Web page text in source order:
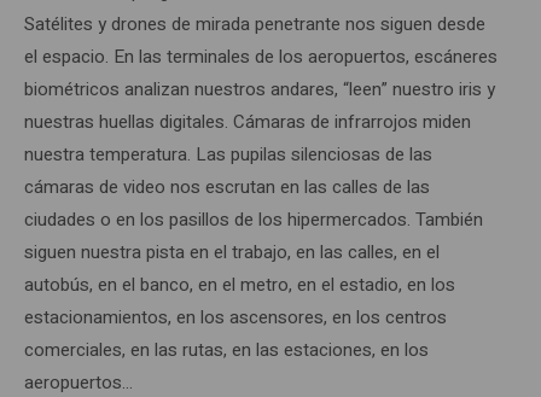
Satélites y drones de mirada penetrante nos siguen desde
el espacio. En las terminales de los aeropuertos, escáneres
biométricos analizan nuestros andares, “leen” nuestro iris y
nuestras huellas digitales. Cámaras de infrarrojos miden
nuestra temperatura. Las pupilas silenciosas de las
cámaras de video nos escrutan en las calles de las
ciudades o en los pasillos de los hipermercados. También
siguen nuestra pista en el trabajo, en las calles, en el
autobús, en el banco, en el metro, en el estadio, en los
estacionamientos, en los ascensores, en los centros
comerciales, en las rutas, en las estaciones, en los
aeropuertos…